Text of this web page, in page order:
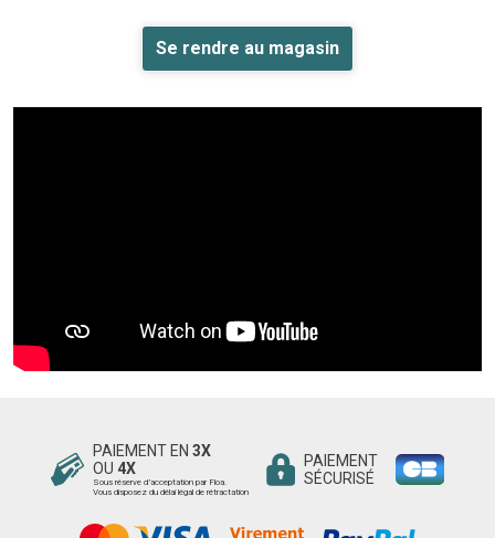
Se rendre au magasin
PAIEMENT EN 3X
OU 4X
Sous réserve d’acceptation par Floa.
Vous disposez du délai légal de rétractation
PAIEMENT
SÉCURISÉ